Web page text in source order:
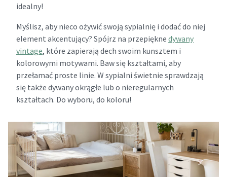
idealny!
Myślisz, aby nieco ożywić swoją sypialnię i dodać do niej
element akcentujący? Spójrz na przepiękne dywany
vintage, które zapierają dech swoim kunsztem i
kolorowymi motywami. Baw się kształtami, aby
przełamać proste linie. W sypialni świetnie sprawdzają
się także dywany okrągłe lub o nieregularnych
kształtach. Do wyboru, do koloru!